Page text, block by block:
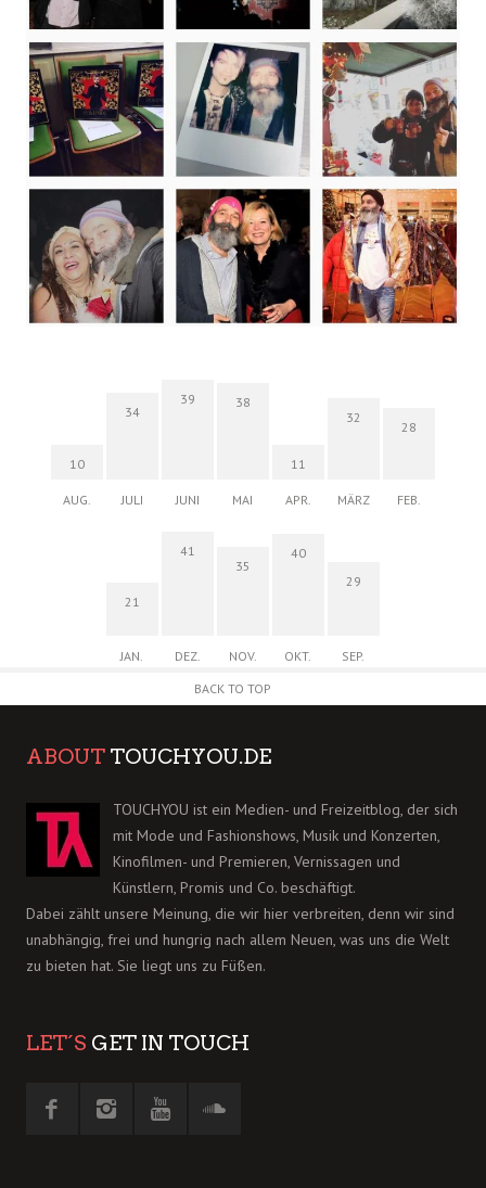
10
AUG.
34
JULI
39
JUNI
38
MAI
11
APR.
32
MÄRZ
28
FEB.
21
JAN.
41
DEZ.
35
NOV.
40
OKT.
29
SEP.
BACK TO TOP
ABOUT TOUCHYOU.DE
TOUCHYOU ist ein Medien- und Freizeitblog, der sich
mit Mode und Fashionshows, Musik und Konzerten,
Kinofilmen- und Premieren, Vernissagen und
Künstlern, Promis und Co. beschäftigt.
Dabei zählt unsere Meinung, die wir hier verbreiten, denn wir sind
unabhängig, frei und hungrig nach allem Neuen, was uns die Welt
zu bieten hat. Sie liegt uns zu Füßen.
LET´S GET IN TOUCH